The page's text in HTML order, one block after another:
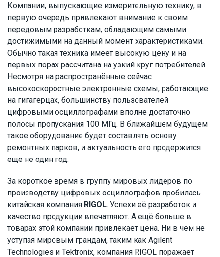
Компании, выпускающие измерительную технику, в
первую очередь привлекают внимание к своим
передовым разработкам, обладающим самыми
достижимыми на данный момент характеристиками.
Обычно такая техника имеет высокую цену и на
первых порах рассчитана на узкий круг потребителей.
Несмотря на распространённые сейчас
высокоскоростные электронные схемы, работающие
на гигагерцах, большинству пользователей
цифровыми осциллографами вполне достаточно
полосы пропускания 100 МГц. В ближайшем будущем
такое оборудование будет составлять основу
ремонтных парков, и актуальность его продержится
еще не один год.
За короткое время в группу мировых лидеров по
производству цифровых осциллографов пробилась
китайская компания RIGOL. Успехи её разработок и
качество продукции впечатляют. А ещё больше в
товарах этой компании привлекает цена. Ни в чём не
уступая мировым грандам, таким как Agilent
Technologies и Tektronix, компания RIGOL поражает